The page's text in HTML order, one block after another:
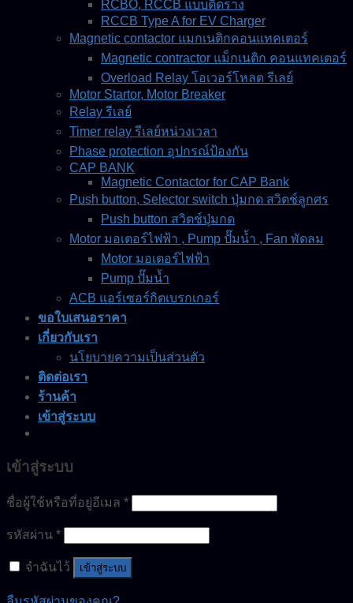
RCBO, RCCB แบบติดราง
RCCB Type A for EV Charger
Magnetic contactor แมกเนติกคอนแทคเตอร์
Magnetic contractor แม็กเนติก คอนแทคเตอร์
Overload Relay โอเวอร์โหลด รีเลย์
Motor Startor, Motor Breaker
Relay รีเลย์
Timer relay รีเลย์หน่วงเวลา
Phase protection อุปกรณ์ป้องกัน
CAP BANK
Magnetic Contactor for CAP Bank
Push button, Selector switch ปุ่มกด สวิตช์ลูกศร
Push button สวิตช์ปุ่มกด
Motor มอเตอร์ไฟฟ้า , Pump ปั๊มน้ำ , Fan พัดลม
Motor มอเตอร์ไฟฟ้า
Pump ปั๊มน้ำ
ACB แอร์เซอร์กิตเบรกเกอร์
ขอใบเสนอราคา
เกี่ยวกับเรา
นโยบายความเป็นส่วนตัว
ติดต่อเรา
ร้านค้า
เข้าสู่ระบบ
เข้าสู่ระบบ
ชื่อผู้ใช้หรือที่อยู่อีเมล *
รหัสผ่าน *
จำฉันไว้ เข้าสู่ระบบ